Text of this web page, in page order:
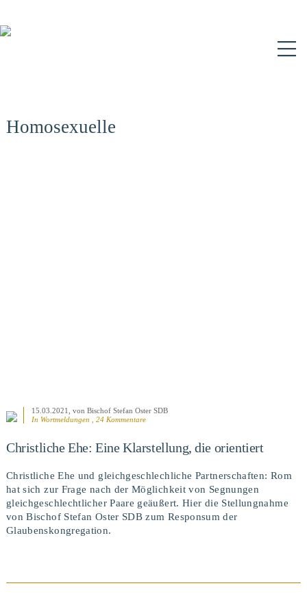
Homosexuelle
15.03.2021
, von Bischof Stefan Oster SDB
In Wortmeldungen , 24 Kommentare
Christliche Ehe: Eine Klarstellung, die orientiert
Christliche Ehe und gleichgeschlechliche Partnerschaften: Rom
hat sich zur Frage nach der Möglichkeit von Segnungen
gleichgeschlechtlicher Paare geäußert. Hier die Stellungnahme
von Bischof Stefan Oster SDB zum Responsum der
Glaubenskongregation.